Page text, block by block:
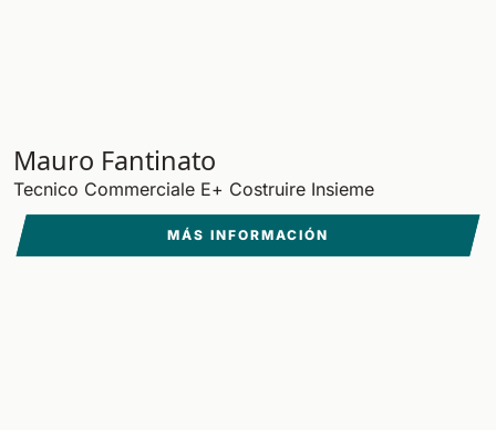
Mauro Fantinato
Tecnico Commerciale E+ Costruire Insieme
MÁS INFORMACIÓN